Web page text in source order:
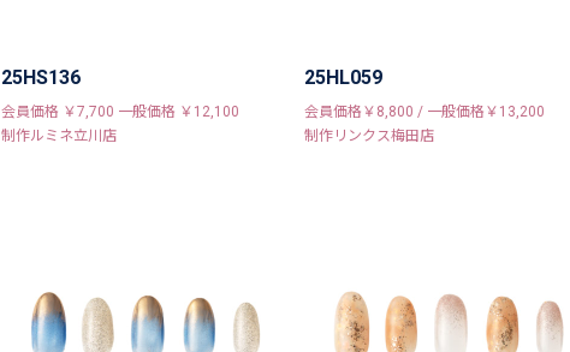
25HS136
会員価格 ￥7,700 一般価格 ￥12,100
制作ルミネ立川店
25HL059
会員価格￥8,800 / 一般価格￥13,200
制作リンクス梅田店